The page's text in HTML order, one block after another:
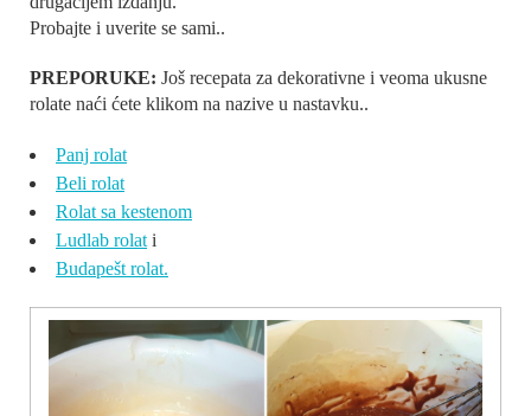
Probajte i uverite se sami..
PREPORUKE: Još recepata za dekorativne i veoma ukusne
rolate naći ćete klikom na nazive u nastavku..
Panj rolat
Beli rolat
Rolat sa kestenom
Ludlab rolat i
Budapešt rolat.